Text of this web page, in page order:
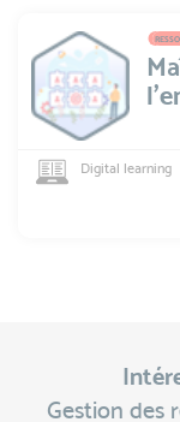
Digital learning
Gestion des